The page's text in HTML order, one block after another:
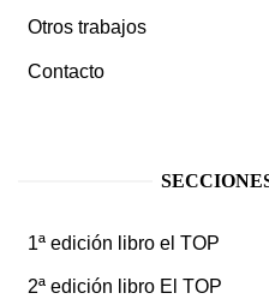
Otros trabajos
Contacto
1ª edición libro el TOP
2ª edición libro El TOP